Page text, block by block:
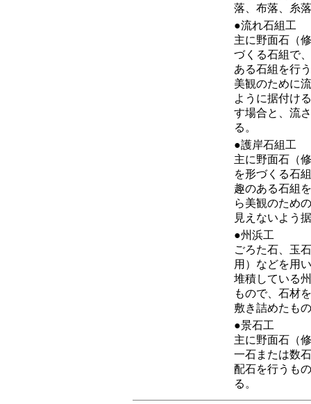
落、布落、糸
●流れ石組工
主に野面石（
づくる石組で
ある石組を行
美観のために
ように据付け
す場合と、流
る。
●護岸石組工
主に野面石（
を形づくる石
趣のある石組
ら美観のため
見えないよう
●州浜工
ごろた石、玉
用）などを用
堆積している
もので、石材
敷き詰めたも
●景石工
主に野面石（
一石または数
配石を行うも
る。